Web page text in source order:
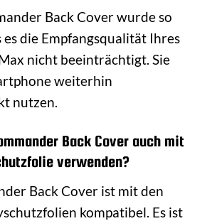
Back Cover wurde so
es die Empfangsqualität Ihres
nicht beeinträchtigt. Sie
weiterhin
nutzen.
Back Cover auch mit
verwenden?
Back Cover ist mit den
kompatibel. Es ist